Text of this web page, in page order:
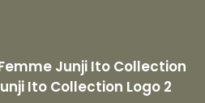
Junji Ito Collection
Ito Collection Logo 2